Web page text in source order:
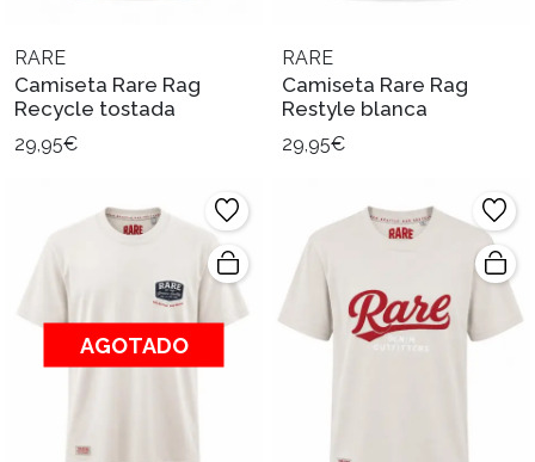
RARE
Camiseta Rare Rag
Recycle tostada
29,95€
RARE
Camiseta Rare Rag
Restyle blanca
29,95€
AGOTADO